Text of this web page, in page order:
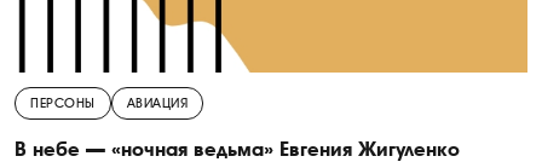
ПЕРСОНЫ АВИАЦИЯ
В небе — «ночная ведьма» Евгения Жигуленко